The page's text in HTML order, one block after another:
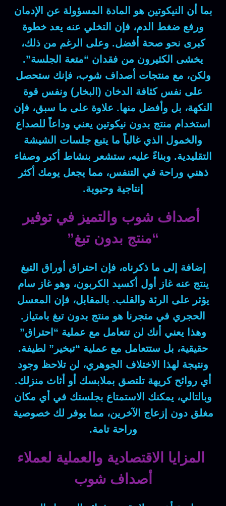
بما أن النيكوتين هو المادة المسؤولة عن الإدمان
ورفع ضغط الدم، فإن التخلي عنه يعد خطوة
كبرى نحو صحة أفضل. وعلى الرغم من ذلك،
يخشى الكثيرون من فقدان “متعة الجلسة”.
ولكن، مع منتجات أصداف شوب، فإنك ستحصل
على نفس كثافة الدخان (البخار) ونفس قوة
النكهة، بل وأفضل منها. علاوة على ما سبق، فإن
استخدام منتج بدون نيكوتين يعني وداعاً للصداع
والخمول الذي غالباً ما يتبع جلسات الشيشة
التقليدية. وبناءً عليه، ستشعر بنشاط أكبر وصفاء
ذهني وراحة في التنفس، مما يجعل يومك أكثر
إنتاجية وحيوية.
أصداف شوب والتميز في توفير
“منتج بدون تبغ”
إضافة إلى ما ذكرناه، فإن احتراق أوراق التبغ
ينتج عنه غاز أول أكسيد الكربون، وهو غاز سام
يؤثر على الرئة والقلب. بالمقابل، فإن المعسل
الحجري في متجرنا هو منتج بدون تبغ بامتياز.
وهذا يعني أنك لن تتعامل مع عملية “احتراق”
حقيقية، بل ستتعامل مع عملية “تبخير” لطيفة.
ونتيجة لهذا الاختلاف الجوهري، لن تلاحظ وجود
أي روائح كريهة تلتصق بملابسك أو أثاث منزلك.
وبالتالي، يمكنك الاستمتاع بجلستك في أي مكان
مغلق دون إزعاج الآخرين، مما يوفر لك خصوصية
وراحة تامة.
المزايا الاقتصادية والعملية لعملاء
أصداف شوب